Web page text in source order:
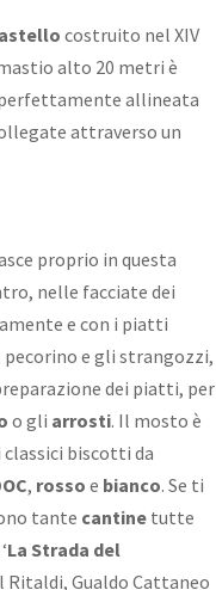
costruito nel XIV
alto 20 metri è
allineata
attraverso un
proprio in questa
nelle facciate dei
e con i piatti
pecorino e gli strangozzi,
dei piatti, per
o gli arrosti. Il mosto è
classici biscotti da
, rosso e bianco. Se ti
tante cantine tutte
La Strada del
Ritaldi, Gualdo Cattaneo